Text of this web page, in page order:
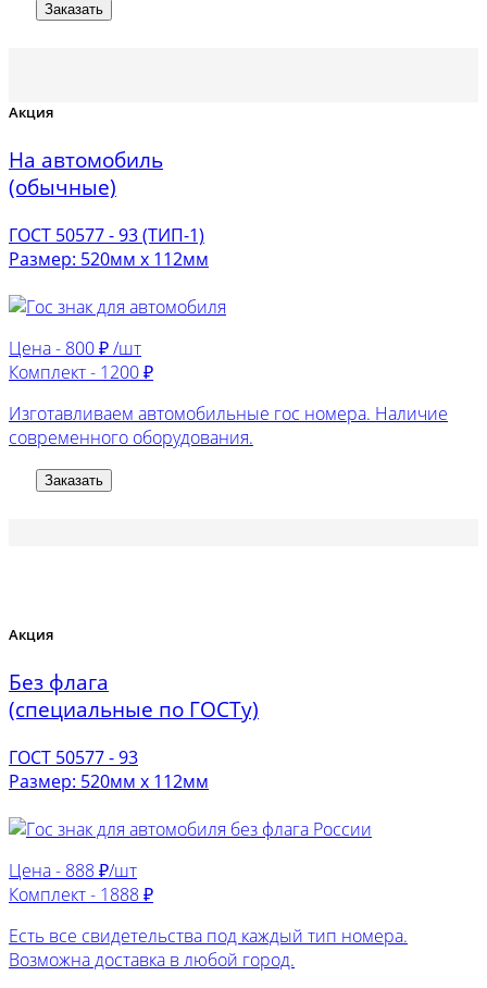
Заказать
Акция
На автомобиль
(обычные)
ГОСТ 50577 - 93 (ТИП-1)
Размер: 520мм х 112мм
Цена - 800 ₽ /шт
Комплект - 1200 ₽
Изготавливаем автомобильные гос номера. Наличие
современного оборудования.
Заказать
Акция
Без флага
(специальные по ГОСТу)
ГОСТ 50577 - 93
Размер: 520мм х 112мм
Цена - 888 ₽/шт
Комплект - 1888 ₽
Есть все свидетельства под каждый тип номера.
Возможна доставка в любой город.